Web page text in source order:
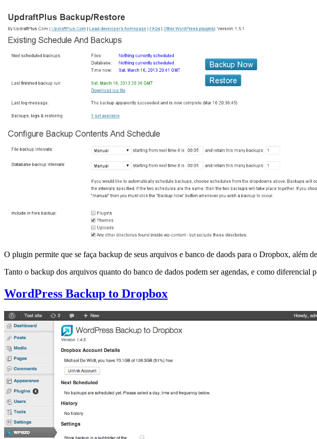
O plugin permite que se faça backup de seus arquivos e banco de daods para o Dropbox,
Tanto o backup dos arquivos quanto do banco de dados podem ser agendas, e como diferencial
WordPress Backup to Dropbox